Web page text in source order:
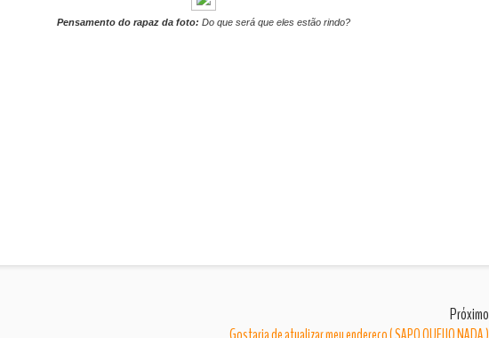
Pensamento do rapaz da foto: Do que será que eles estão rindo?
Próximo